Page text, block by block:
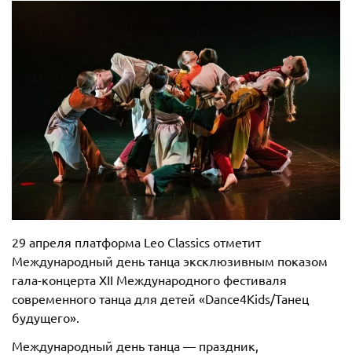
29 апреля платформа Leo Classics отметит
Международный день танца эксклюзивным показом
гала-концерта ХII Международного фестиваля
современного танца для детей «Dance4Kids/Танец
будущего».
Международный день танца — праздник,